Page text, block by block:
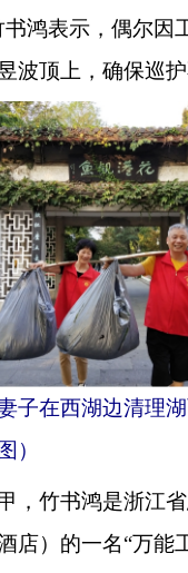
书鸿表示，偶尔因
波顶上，确保巡护
在西湖边清理湖
）
竹书鸿是浙江省
店）的一名“万能